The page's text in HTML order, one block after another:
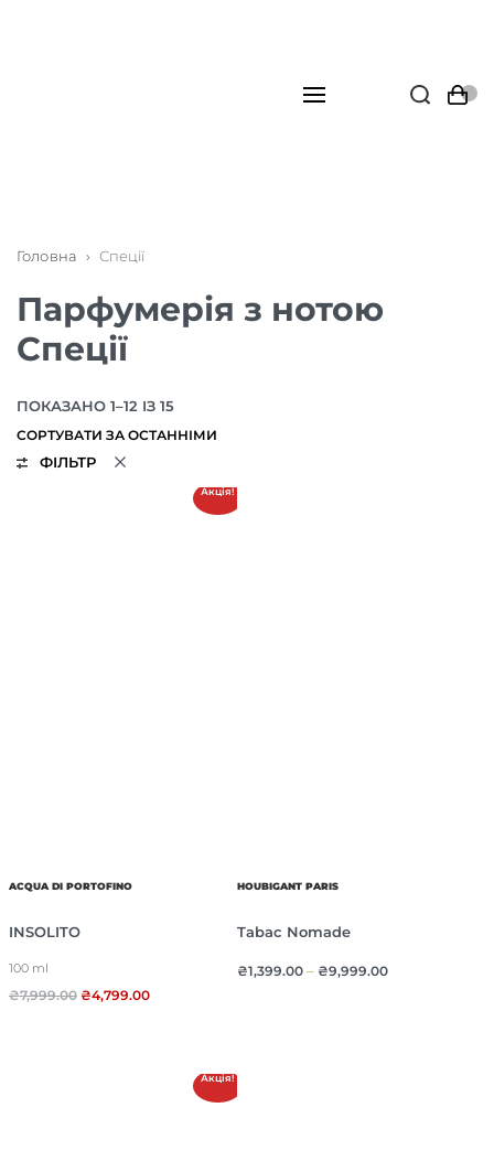
Головна › Спеції
Парфумерія з нотою
Спеції
ПОКАЗАНО 1–12 ІЗ 15
ФІЛЬТР
Акція!
ACQUA DI PORTOFINO
INSOLITO
100 ml
₴7,999.00 ₴4,799.00
HOUBIGANT PARIS
Tabac Nomade
₴1,399.00 – ₴9,999.00
Акція!